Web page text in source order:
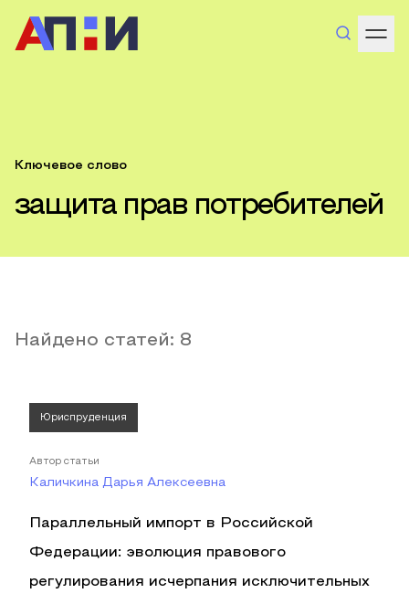
Ключевое слово
защита прав потребителей
Найдено статей: 8
Юриспруденция
Автор статьи
Каличкина Дарья Алексеевна
Параллельный импорт в Российской
Федерации: эволюция правового
регулирования исчерпания исключительных